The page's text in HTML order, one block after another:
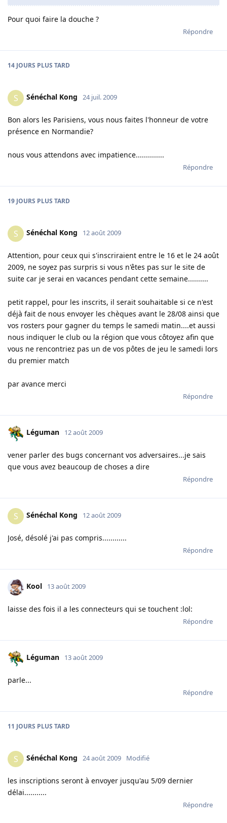
Pour quoi faire la douche ?
Répondre
14 JOURS PLUS TARD
S Sénéchal Kong 24 juil. 2009
Bon alors les Parisiens, vous nous faites l'honneur de votre
présence en Normandie?
nous vous attendons avec impatience..............
Répondre
19 JOURS PLUS TARD
S Sénéchal Kong 12 août 2009
Attention, pour ceux qui s'inscriraient entre le 16 et le 24 août
2009, ne soyez pas surpris si vous n'êtes pas sur le site de
suite car je serai en vacances pendant cette semaine..........
petit rappel, pour les inscrits, il serait souhaitable si ce n'est
déjà fait de nous envoyer les chèques avant le 28/08 ainsi que
vos rosters pour gagner du temps le samedi matin....et aussi
nous indiquer le club ou la région que vous côtoyez afin que
vous ne rencontriez pas un de vos pôtes de jeu le samedi lors
du premier match
par avance merci
Répondre
Léguman 12 août 2009
vener parler des bugs concernant vos adversaires...je sais
que vous avez beaucoup de choses a dire
Répondre
S Sénéchal Kong 12 août 2009
José, désolé j'ai pas compris............
Répondre
Kool 13 août 2009
laisse des fois il a les connecteurs qui se touchent :lol:
Répondre
Léguman 13 août 2009
parle...
Répondre
11 JOURS PLUS TARD
S Sénéchal Kong 24 août 2009 Modifié
les inscriptions seront à envoyer jusqu'au 5/09 dernier
délai...........
Répondre